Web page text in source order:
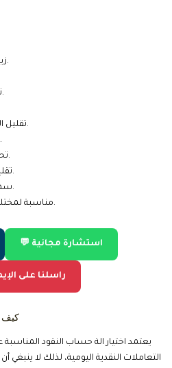
زيادة سرعة إنهاء المعاملات.
تقليل وقت إغلاق الصندوق.
تقليل الخسائر الناتجة عن الأخطاء.
دعم بيئة عمل أكثر احترافية.
تحسين إدارة السيولة النقدية.
تقليل الضغط على الموظفين.
سهولة تدريب العاملين عليها.
مناسبة لمختلف أحجام الأنشطة التجارية.
💬 استشارة مجانية
✉️ راسلنا على
كيف
يعتمد اختيار الة حساب النقود
التعاملات النقدية اليومية، لذلك لا